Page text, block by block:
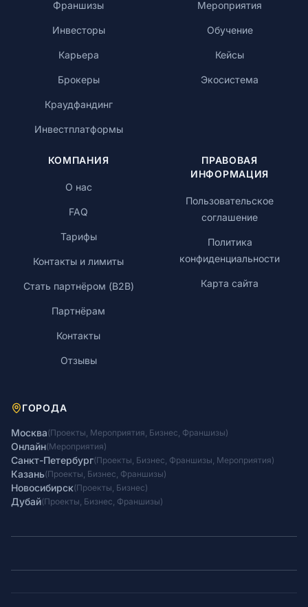
Франшизы
Инвесторы
Карьера
Брокеры
Краудфандинг
Инвестплатформы
Мероприятия
Обучение
Кейсы
Экосистема
КОМПАНИЯ
О нас
FAQ
Тарифы
Контакты и лимиты
Стать партнёром (B2B)
Партнёрам
Контакты
Отзывы
ПРАВОВАЯ
ИНФОРМАЦИЯ
Пользовательское
соглашение
Политика
конфиденциальности
Карта сайта
ГОРОДА
Москва(Проекты, Мероприятия, Бизнес, Франшизы)
Онлайн(Мероприятия)
Санкт-Петербург(Проекты, Бизнес, Франшизы, Мероприятия)
Казань(Проекты, Бизнес, Франшизы)
Новосибирск(Проекты, Бизнес)
Дубай(Проекты, Бизнес, Франшизы)